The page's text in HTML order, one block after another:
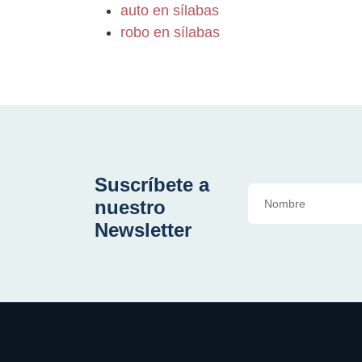
auto en sílabas
robo en sílabas
Suscríbete a
nuestro
Newsletter